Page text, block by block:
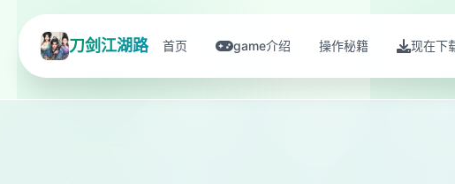
刀剑江湖路 首页 game介绍 操作秘籍 现在下